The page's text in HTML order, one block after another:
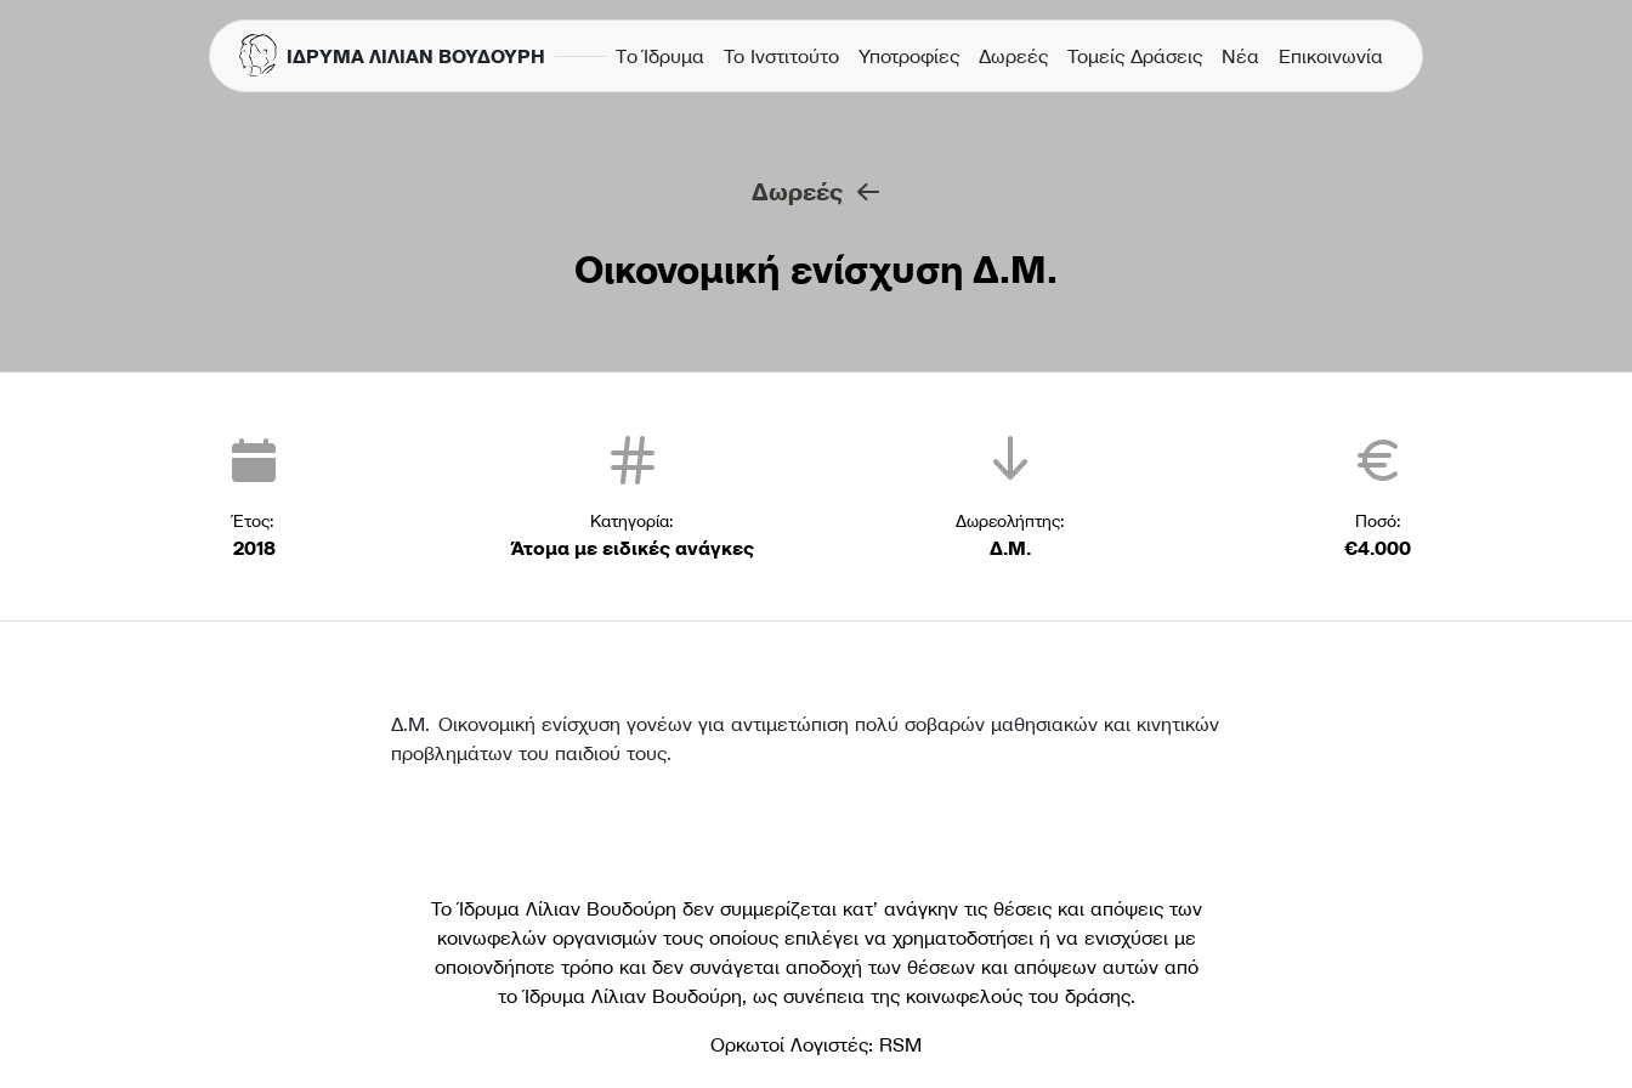
ΙΔΡΥΜΑ ΛΙΛΙΑΝ ΒΟΥΔΟΥΡΗ Τo Ίδρυμα Το Ινστιτούτο Υποτροφίες Δωρεές Τομείς Δράσεις Νέα Επικοινωνία
Δωρεές
Οικονομική ενίσχυση Δ.Μ.
Έτος:
2018
Κατηγορία:
Άτομα με ειδικές ανάγκες
Δωρεολήπτης:
Δ.Μ.
Ποσό:
€4.000
Δ.Μ. Οικονομική ενίσχυση γονέων για αντιμετώπιση πολύ σοβαρών μαθησιακών και κινητικών
προβλημάτων του παιδιού τους.
Το Ίδρυμα Λίλιαν Βουδούρη δεν συμμερίζεται κατ’ ανάγκην τις θέσεις και απόψεις των
κοινωφελών οργανισμών τους οποίους επιλέγει να χρηματοδοτήσει ή να ενισχύσει με
οποιονδήποτε τρόπο και δεν συνάγεται αποδοχή των θέσεων και απόψεων αυτών από
το Ίδρυμα Λίλιαν Βουδούρη, ως συνέπεια της κοινωφελούς του δράσης.
Ορκωτοί Λογιστές: RSM